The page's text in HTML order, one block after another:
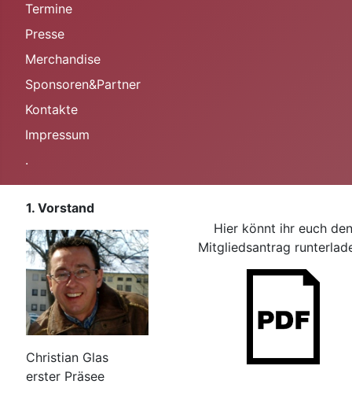
Termine
Presse
Merchandise
Sponsoren&Partner
Kontakte
Impressum
.
1. Vorstand
Christian Glas
erster Präsee
Hier könnt ihr euch den
Mitgliedsantrag